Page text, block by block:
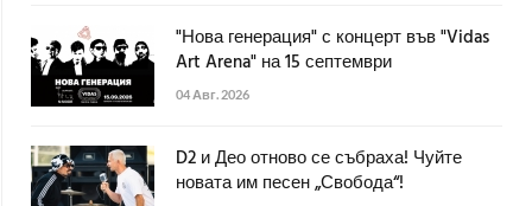
"Нова генерация" с концерт във "Vidas
Art Arena" на 15 септември
04 Авг. 2026
D2 и Део отново се събраха! Чуйте
новата им песен „Свобода“!